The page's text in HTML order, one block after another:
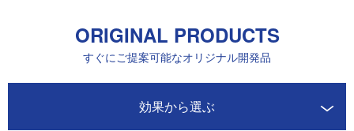
ORIGINAL PRODUCTS
すぐにご提案可能なオリジナル開発品
効果から選ぶ